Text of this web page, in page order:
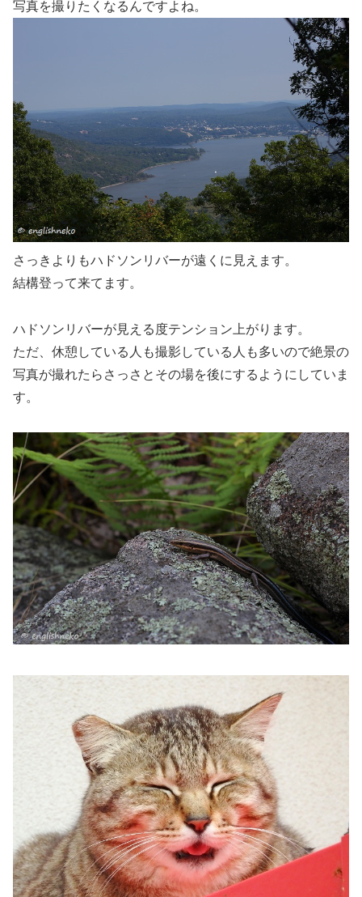
写真を撮りたくなるんですよね。
さっきよりもハドソンリバーが遠くに見えます。
結構登って来てます。
ハドソンリバーが見える度テンション上がります。
ただ、休憩している人も撮影している人も多いので絶景の
写真が撮れたらさっさとその場を後にするようにしていま
す。